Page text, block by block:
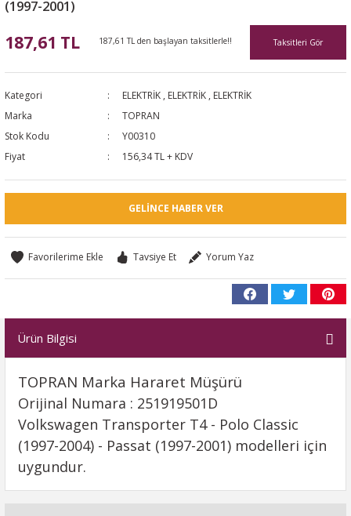
(1997-2001)
187,61 TL 187,61 TL den başlayan taksitlerle!! Taksitleri Gör
Kategori ELEKTRİK , ELEKTRİK , ELEKTRİK
Marka
TOPRAN
Stok Kodu
Y00310
Fiyat
156,34 TL + KDV
GELINCE HABER VER
Tavsiye Et Yorum Yaz
Ürün Bilgisi
TOPRAN Marka Hararet Müşürü
Orijinal Numara : 251919501D
Volkswagen Transporter T4 - Polo Classic
(1997-2004) - Passat (1997-2001) modelleri için
uygundur.